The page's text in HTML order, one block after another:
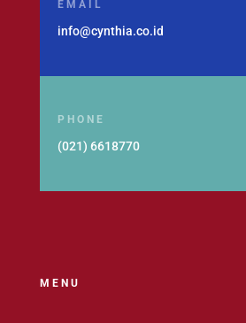
EMAIL
info@cynthia.co.id
PHONE
(021) 6618770
MENU